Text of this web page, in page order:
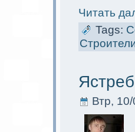
Читать
Tags:
Втр,